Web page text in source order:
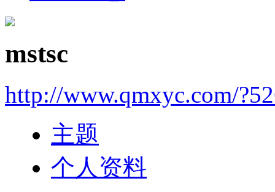
mstsc
http://www.qmxyc.com/
主题
个人资料